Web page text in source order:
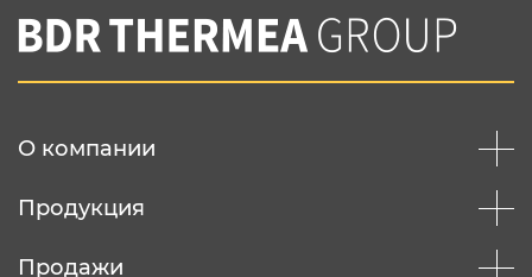
Вы соглашаетесь с нашей политикой
конфеденциальности
О компании
Продукция
Продажи